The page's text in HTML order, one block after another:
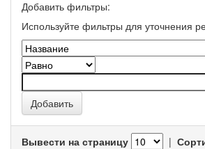
Добавить фильтры:
Используйте фильтры для уточнения
Вывести на страницу |